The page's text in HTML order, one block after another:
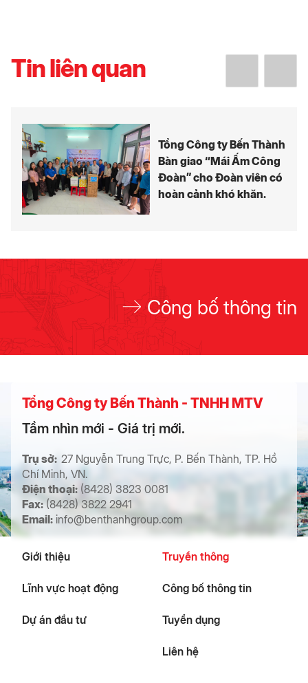
Tin liên quan
Tổng Công ty Bến Thành
Bàn giao “Mái Ấm Công
Đoàn” cho Đoàn viên có
hoàn cảnh khó khăn.
Công bố thông tin
Tổng Công ty Bến Thành - TNHH MTV
Tầm nhìn mới - Giá trị mới.
Trụ sở: 27 Nguyễn Trung Trực, P. Bến Thành, TP. Hồ
Chí Minh, VN.
Điện thoại: (8428) 3823 0081
Fax:(8428) 3822 2941
Email: info@benthanhgroup.com
Giới thiệu
Lĩnh vực hoạt động
Dự án đầu tư
Truyền thông
Công bố thông tin
Tuyển dụng
Liên hệ